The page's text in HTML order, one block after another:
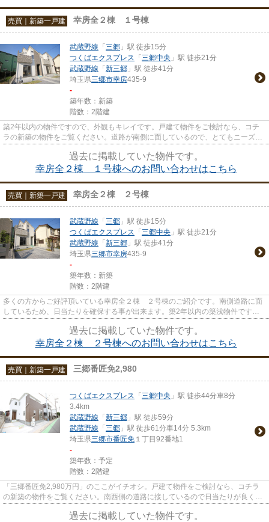
売買｜新築一戸建 幸房全２棟 １号棟
武蔵野線 「 三郷 」駅 徒歩15分
つくばエクスプレス 「 三郷中央 」駅 徒歩21分
武蔵野線 「 新三郷 」駅 徒歩41分
埼玉県三郷市幸房435-9
-
築年数：新築
階数：2階建
築2年以内の物件ですので、外観もキレイです。戸建て物件をご検討なら、コチ
ラの新築の物件をご覧ください。道路が南側に面しているので、とてもニーズが
過去に掲載していた物件です。
幸房全２棟 １号棟へのお問い合わせはこちら
売買｜新築一戸建 幸房全２棟 ２号棟
武蔵野線 「 三郷 」駅 徒歩15分
つくばエクスプレス 「 三郷中央 」駅 徒歩21分
武蔵野線 「 新三郷 」駅 徒歩41分
埼玉県三郷市幸房435-9
-
築年数：新築
階数：2階建
多くの方からご好評頂いている幸房全２棟 ２号棟のご紹介です。南側道路に面
しているため、日当たりを確保する事が出来ます。築2年以内の築浅物件です。
過去に掲載していた物件です。
幸房全２棟 ２号棟へのお問い合わせはこちら
売買｜新築一戸建 三郷番匠免2,980
つくばエクスプレス 「 三郷中央 」駅 徒歩44分車8分
3.4km
武蔵野線 「 新三郷 」駅 徒歩59分
武蔵野線 「 三郷 」駅 徒歩61分車14分 5.3km
埼玉県三郷市番匠免 １丁目92番地1
-
築年数：予定
階数：2階建
「三郷番匠免2,980万円」のここがイチオシ。戸建て物件をご検討なら、コチラ
の新築の物件をご覧ください。南西側の道路に接しているので日当たりが良く快
過去に掲載していた物件です。